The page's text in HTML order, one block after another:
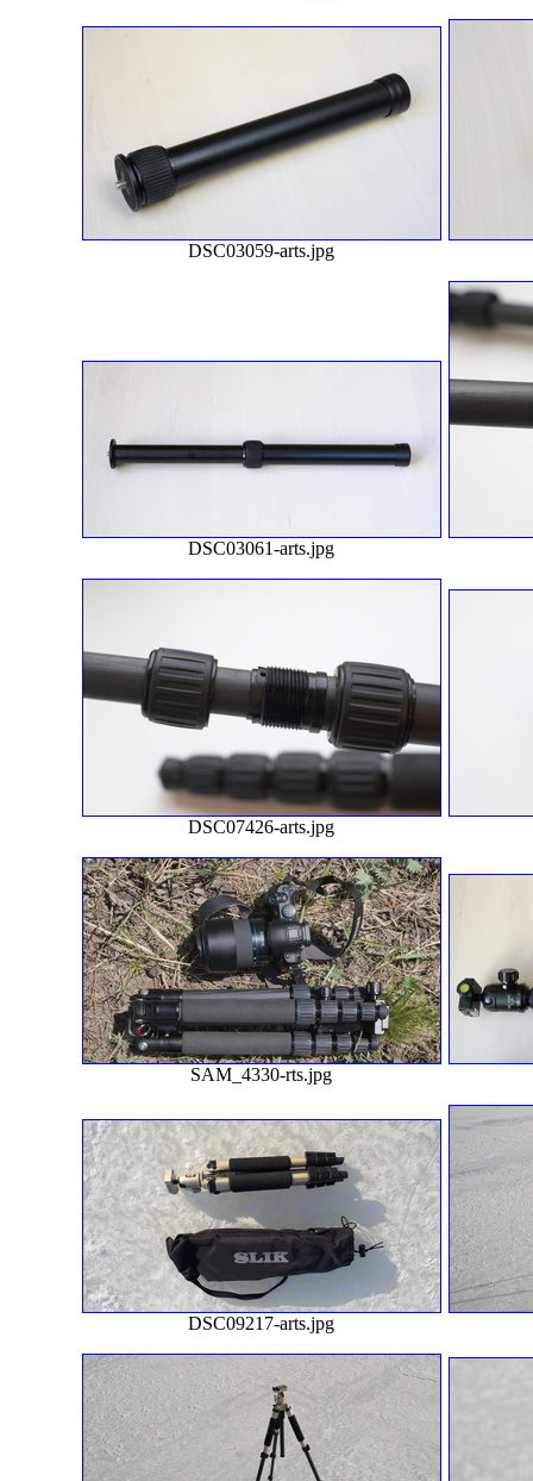
DSC03059-arts.jpg
DSC03061-arts.jpg
DSC07426-arts.jpg
SAM_4330-rts.jpg
DSC09217-arts.jpg